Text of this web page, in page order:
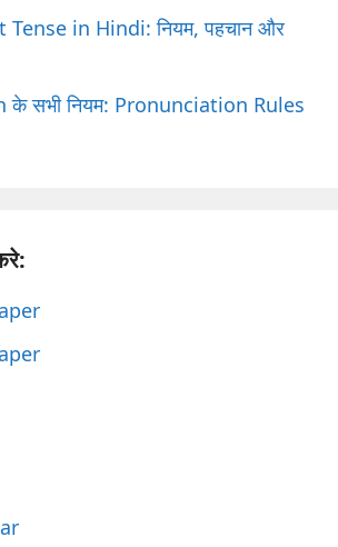
in Hindi: नियम, पहचान और
सभी नियम: Pronunciation Rules